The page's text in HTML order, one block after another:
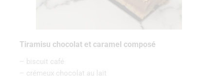
Tiramisu chocolat et caramel composé
– biscuit café
– crémeux chocolat au lait